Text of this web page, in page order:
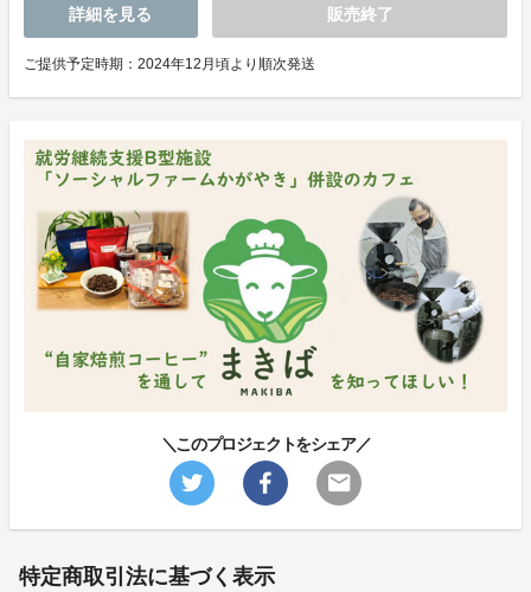
詳細を見る 販売終了
ご提供予定時期：2024年12月頃より順次発送
＼このプロジェクトをシェア／
特定商取引法に基づく表示